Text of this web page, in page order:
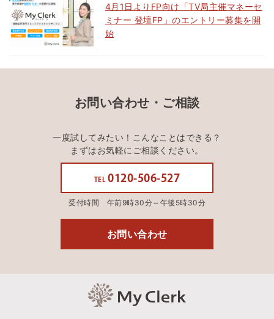
4月1日よりFP向け「TV局主催マネーセ
ミナー 登壇FP」のエントリー募集を開
始
お問い合わせ・ご相談
一度試してみたい！こんなことはできる？
まずはお気軽にご相談ください。
TEL 0120-506-527
受付時間 午前9時30分～午後5時30分
お問い合わせ